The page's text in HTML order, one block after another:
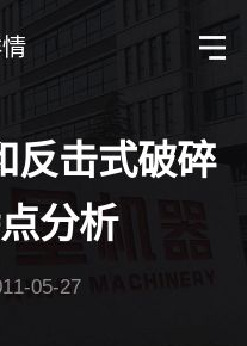
反击式破碎
分析
05-27